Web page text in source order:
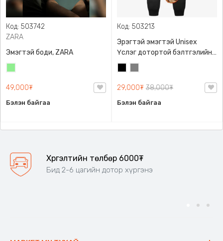
Код: 503742
ZARA
Эмэгтэй боди, ZARA
49,000₮
Бэлэн байгаа
Код: 503213
Эрэгтэй эмэгтэй Unisex
Үслэг дотортой бэлтгэлийн
өмд,
29,000₮ 38,000₮
Бэлэн байгаа
Хүргэлтийн төлбөр 6000₮
Бид 2-6 цагийн дотор хүргэнэ